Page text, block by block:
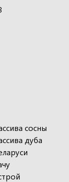
сосны
дуба